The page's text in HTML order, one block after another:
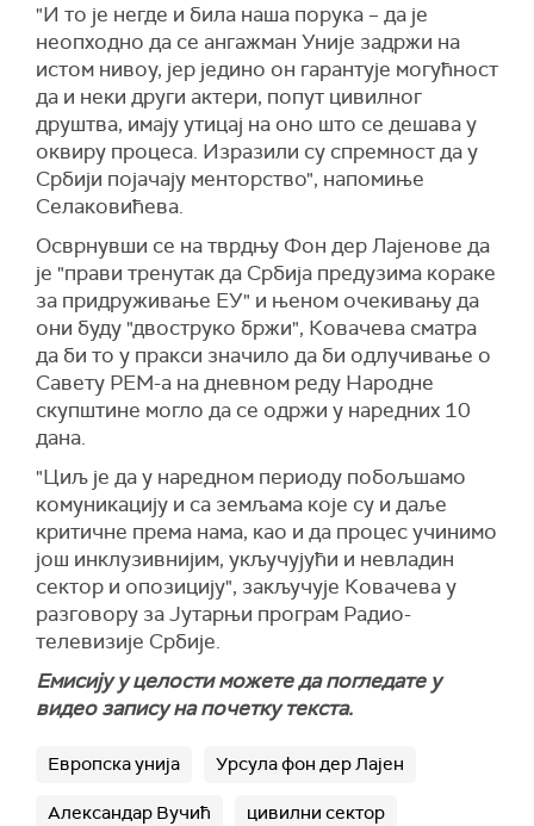
"И то је негде и била наша порука – да је
неопходно да се ангажман Уније задржи на
истом нивоу, јер једино он гарантује могућност
да и неки други актери, попут цивилног
друштва, имају утицај на оно што се дешава у
оквиру процеса. Изразили су спремност да у
Србији појачају менторство", напомиње
Селаковићева.
Осврнувши се на тврдњу Фон дер Лајенове да
је "прави тренутак да Србија предузима кораке
за придруживање ЕУ" и њеном очекивању да
они буду "двоструко бржи", Ковачева сматра
да би то у пракси значило да би одлучивање о
Савету РЕМ-а на дневном реду Народне
скупштине могло да се одржи у наредних 10
дана.
"Циљ је да у наредном периоду побољшамо
комуникацију и са земљама које су и даље
критичне према нама, као и да процес учинимо
још инклузивнијим, укључујући и невладин
сектор и опозицију", закључује Ковачева у
разговору за Јутарњи програм Радио-
телевизије Србије.
Емисију у целости можете да погледате у
видео запису на почетку текста.
Европска унија Урсула фон дер Лајен
Александар Вучић цивилни сектор